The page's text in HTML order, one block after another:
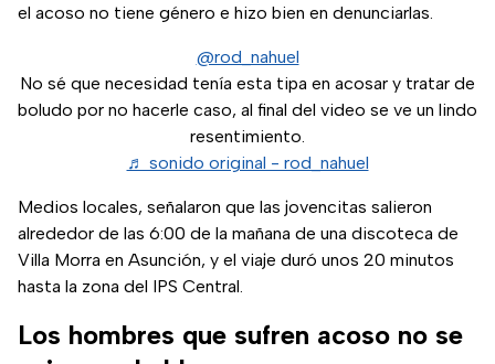
el acoso no tiene género e hizo bien en denunciarlas.
@rod_nahuel
No sé que necesidad tenía esta tipa en acosar y tratar de
boludo por no hacerle caso, al final del video se ve un lindo
resentimiento.
♬ sonido original - rod_nahuel
Medios locales, señalaron que las jovencitas salieron
alrededor de las 6:00 de la mañana de una discoteca de
Villa Morra en Asunción, y el viaje duró unos 20 minutos
hasta la zona del IPS Central.
Los hombres que sufren acoso no se